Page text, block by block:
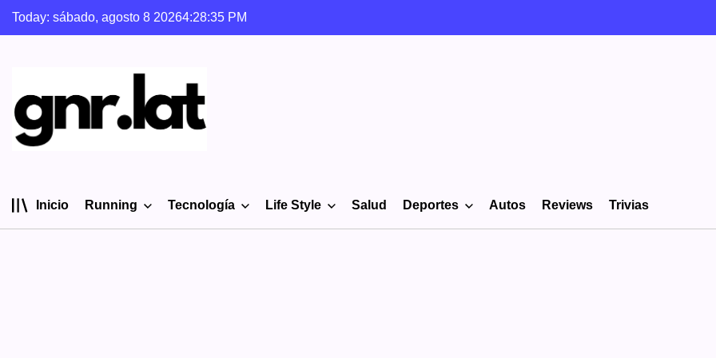
Today: sábado, agosto 8 20264:28:36 PM
Inicio Running Tecnología Life Style Salud Deportes Autos Reviews Trivias